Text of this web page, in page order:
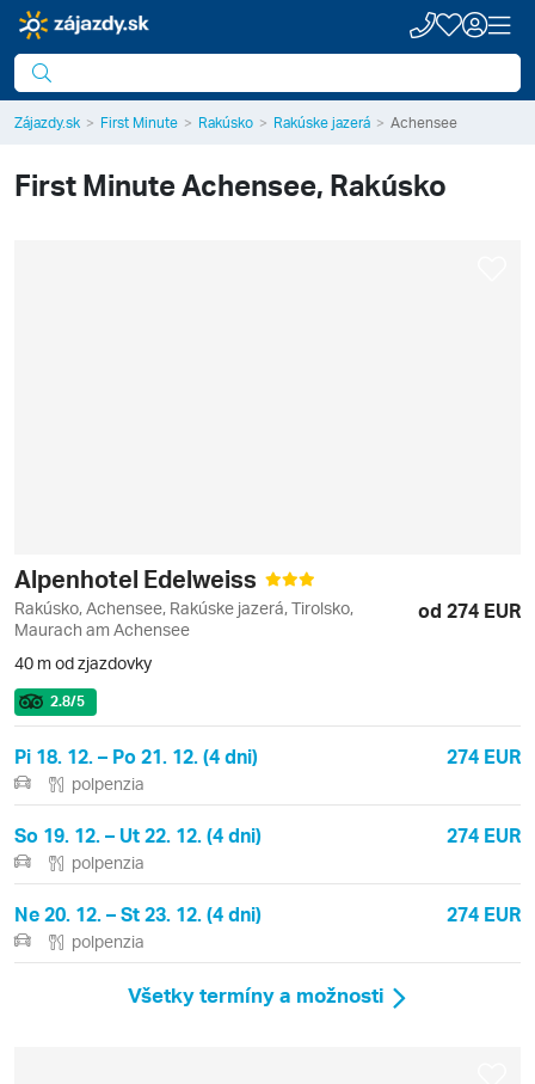
Zájazdy.sk First Minute Rakúsko Rakúske jazerá Achensee
First MinuteAchensee, Rakúsko
Alpenhotel Edelweiss
Rakúsko, Achensee, Rakúske jazerá, Tirolsko,
Maurach am Achensee
od 274 EUR
40 m od zjazdovky
2.8/5
Pi 18. 12. – Po 21. 12. (4 dni) 274 EUR
polpenzia
So 19. 12. – Ut 22. 12. (4 dni) 274 EUR
polpenzia
Ne 20. 12. – St 23. 12. (4 dni) 274 EUR
polpenzia
Všetky termíny a možnosti